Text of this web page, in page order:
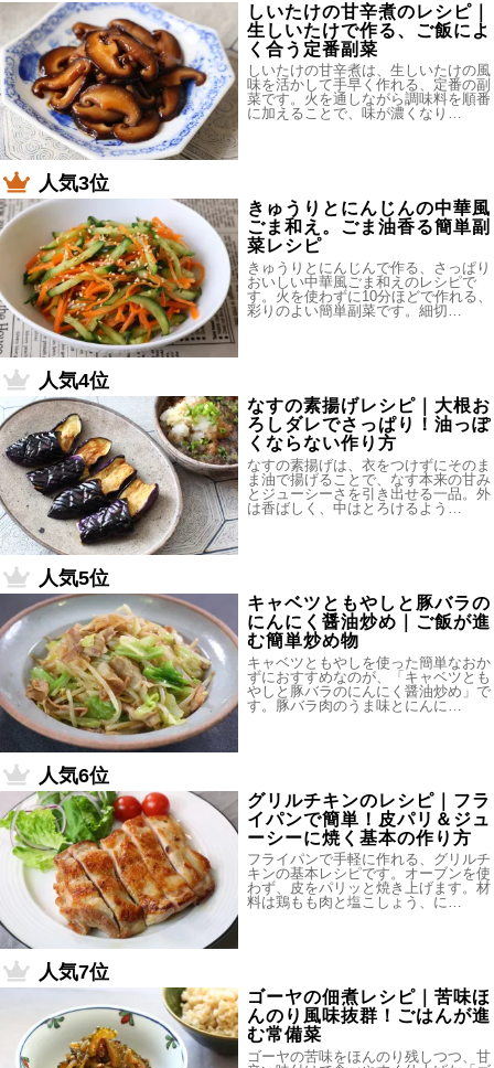
しいたけの甘辛煮のレシピ｜
生しいたけで作る、ご飯によ
く合う定番副菜
しいたけの甘辛煮は、生しいたけの風
味を活かして手早く作れる、定番の副
菜です。火を通しながら調味料を順番
に加えることで、味が濃くなり…
人気3位
きゅうりとにんじんの中華風
ごま和え。ごま油香る簡単副
菜レシピ
きゅうりとにんじんで作る、さっぱり
おいしい中華風ごま和えのレシピで
す。火を使わずに10分ほどで作れる、
彩りのよい簡単副菜です。細切…
人気4位
なすの素揚げレシピ｜大根お
ろしダレでさっぱり！油っぽ
くならない作り方
なすの素揚げは、衣をつけずにそのま
ま油で揚げることで、なす本来の甘み
とジューシーさを引き出せる一品。外
は香ばしく、中はとろけるよう…
人気5位
キャベツともやしと豚バラの
にんにく醤油炒め｜ご飯が進
む簡単炒め物
キャベツともやしを使った簡単なおか
ずにおすすめなのが、「キャベツとも
やしと豚バラのにんにく醤油炒め」で
す。豚バラ肉のうま味とにんに…
人気6位
グリルチキンのレシピ｜フラ
イパンで簡単！皮パリ＆ジュ
ーシーに焼く基本の作り方
フライパンで手軽に作れる、グリルチ
キンの基本レシピです。オーブンを使
わず、皮をパリッと焼き上げます。材
料は鶏もも肉と塩こしょう、に…
人気7位
ゴーヤの佃煮レシピ｜苦味ほ
んのり風味抜群！ごはんが進
む常備菜
ゴーヤの苦味をほんのり残しつつ、甘